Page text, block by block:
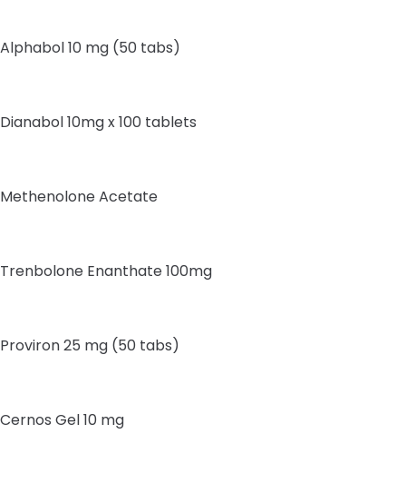
Alphabol 10 mg (50 tabs)
Dianabol 10mg x 100 tablets
Methenolone Acetate
Trenbolone Enanthate 100mg
Proviron 25 mg (50 tabs)
Cernos Gel 10 mg